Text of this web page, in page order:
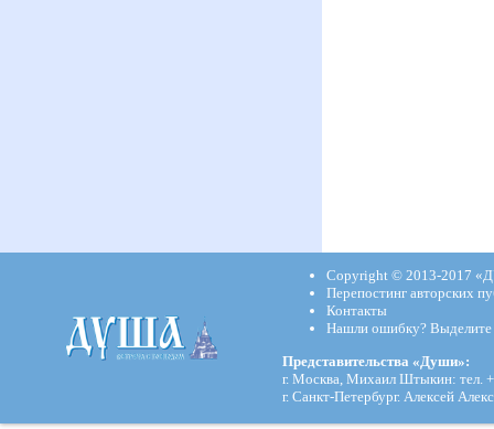
Copyright © 2013-2017
Перепостинг авторских
Контакты
Нашли ошибку?
Представительства «Души»:
г. Москва, Михаил Штыкин: тел.
г. Санкт-Петербург. Алексей